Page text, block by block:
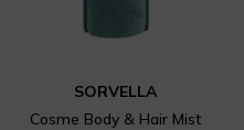
SORVELLA
Cosme Body & Hair Mist